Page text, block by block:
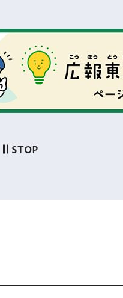
次のスライドを表示
STOP